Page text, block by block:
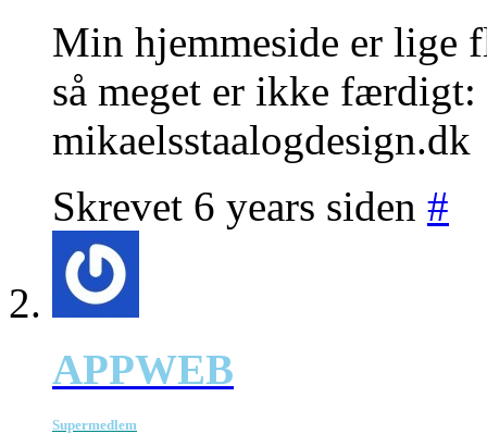
Min hjemmeside er lige
så meget er ikke færdigt:
mikaelsstaalogdesign.dk
Skrevet 6 years siden #
APPWEB
Supermedlem